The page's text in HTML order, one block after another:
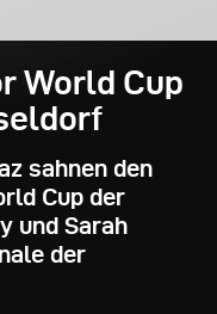
World Cup
sahnen den
Cup der
und Sarah
der